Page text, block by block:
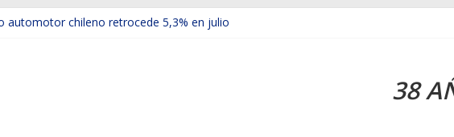
automotor chileno retrocede 5,3% en julio
presentó la recién estrenada Bolden en la Expo Compras Públicas 2026
mercado internacional en lanzar la nueva Maxus T70
38